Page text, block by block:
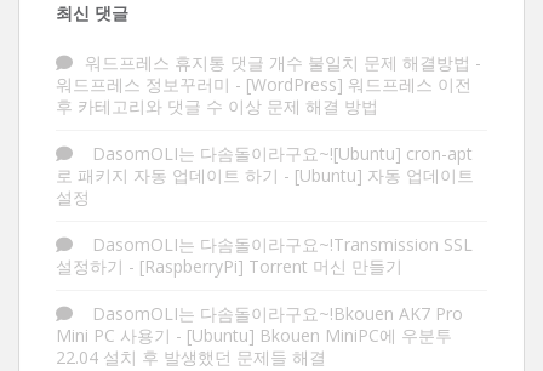
최신 댓글
워드프레스 휴지통 댓글 개수 불일치 문제 해결방법 -
워드프레스 정보꾸러미 - [WordPress] 워드프레스 이전
후 카테고리와 댓글 수 이상 문제 해결 방법
DasomOLI는 다솜돌이라구요~![Ubuntu] cron-apt
로 패키지 자동 업데이트 하기 - [Ubuntu] 자동 업데이트
설정
DasomOLI는 다솜돌이라구요~!Transmission SSL
설정하기 - [RaspberryPi] Torrent 머신 만들기
DasomOLI는 다솜돌이라구요~!Bkouen AK7 Pro
Mini PC 사용기 - [Ubuntu] Bkouen MiniPC에 우분투
22.04 설치 후 발생했던 문제들 해결